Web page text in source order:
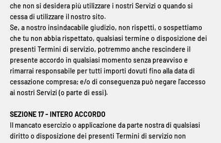
che non si desidera più utilizzare i nostri Servizi o quando si
cessa di utilizzare il nostro sito.
Se, a nostro insindacabile giudizio, non rispetti, o sospettiamo
che tu non abbia rispettato, qualsiasi termine o disposizione dei
presenti Termini di servizio, potremmo anche rescindere il
presente accordo in qualsiasi momento senza preavviso e
rimarrai responsabile per tutti importi dovuti fino alla data di
cessazione compresa; e/o di conseguenza può negare l'accesso
ai nostri Servizi (o parte di essi).
SEZIONE 17 - INTERO ACCORDO
Il mancato esercizio o applicazione da parte nostra di qualsiasi
diritto o disposizione dei presenti Termini di servizio non